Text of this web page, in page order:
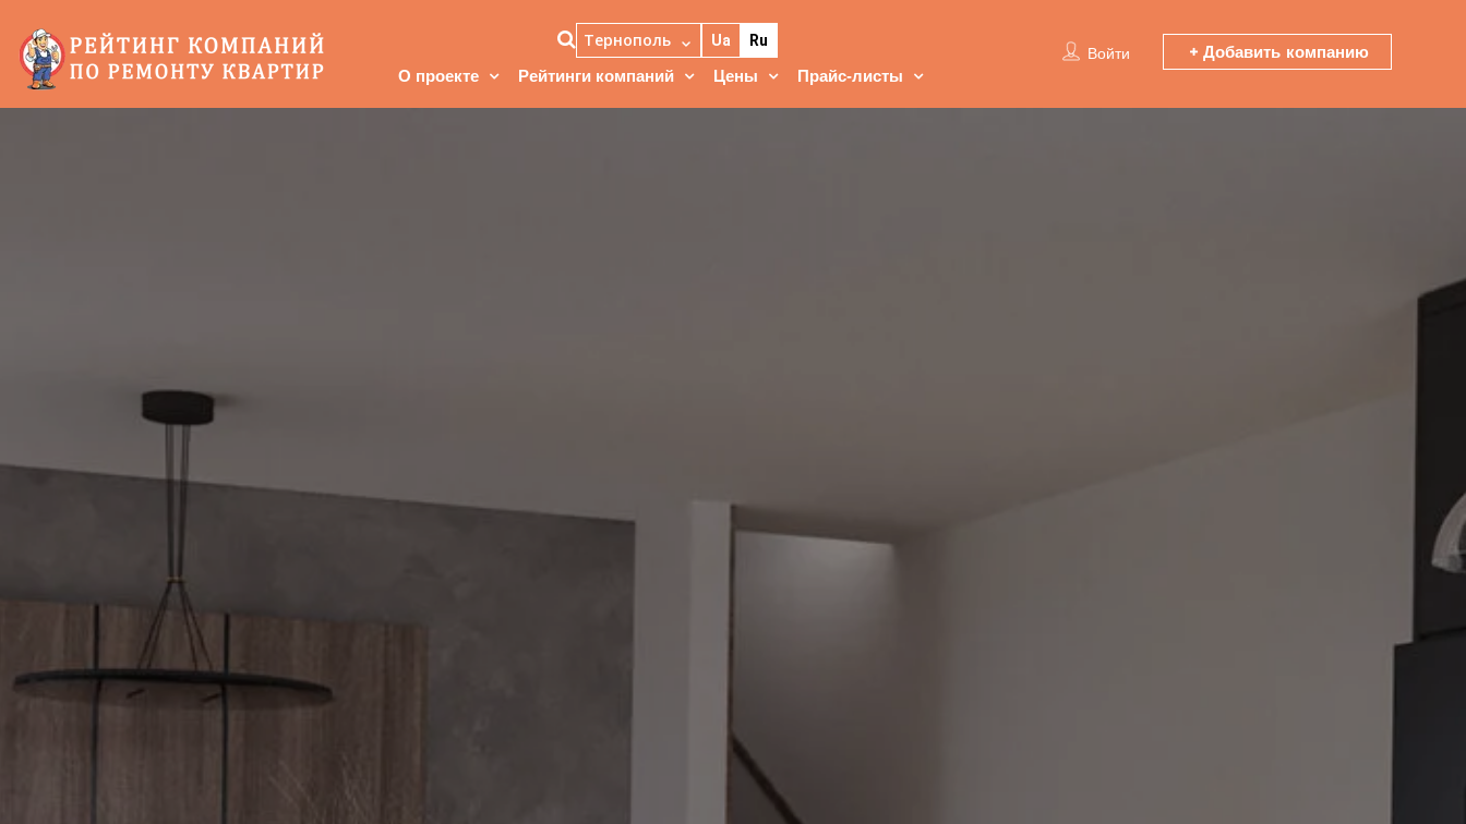
Тернополь Ua Ru
О проекте Рейтинги компаний Цены Прайс-листы
Войти Добавить компанию